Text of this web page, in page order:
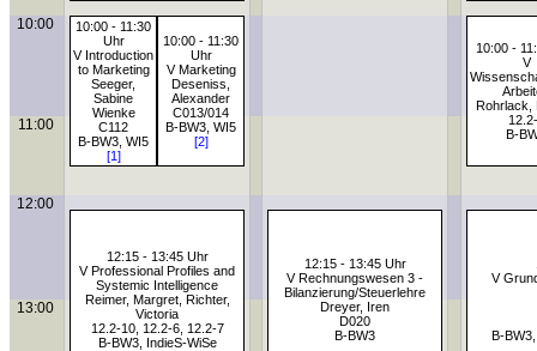
10:00
10:00 - 11:30
Uhr
V Introduction
to Marketing
Seeger,
Sabine
Wienke
C112
B-BW3, WI5
[1]
10:00 - 11:30
Uhr
V Marketing
Deseniss,
Alexander
C013/014
B-BW3, WI5
[2]
10:00 -
V
Rohrlack,
B-
11:00
12:00
12:15 - 13:45 Uhr
V Professional Profiles and
Systemic Intelligence
Reimer, Margret, Richter,
Victoria
12.2-10, 12.2-6, 12.2-7
B-BW3, IndieS-WiSe
12:15 - 13:45 Uhr
V Rechnungswesen 3 -
Bilanzierung/Steuerlehre
Dreyer, Iren
D020
B-BW3
V
B-
13:00